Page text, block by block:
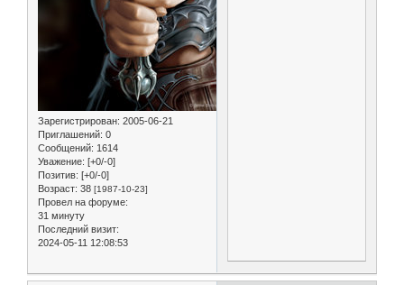
Зарегистрирован: 2005-06-21
Приглашений: 0
Сообщений: 1614
Уважение: [+0/-0]
Позитив: [+0/-0]
Возраст: 38 [1987-10-23]
Провел на форуме:
31 минуту
Последний визит:
2024-05-11 12:08:53